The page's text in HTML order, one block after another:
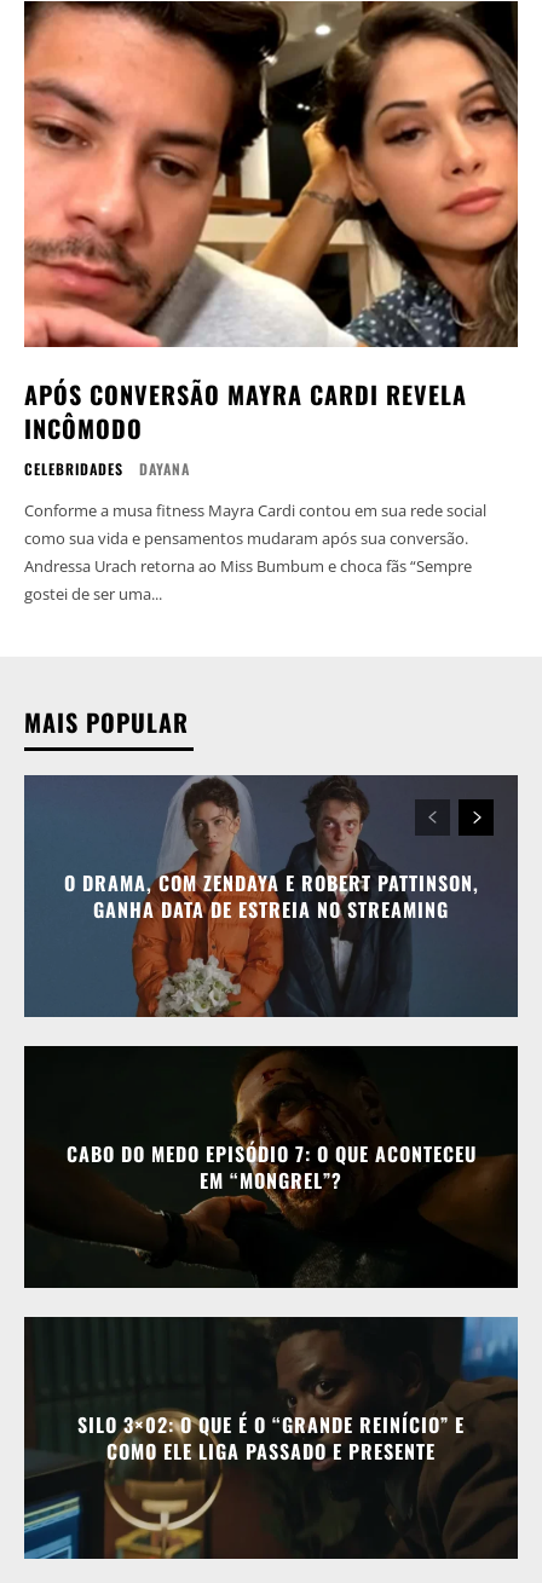
APÓS CONVERSÃO MAYRA CARDI REVELA
INCÔMODO
CELEBRIDADES DAYANA
Conforme a musa fitness Mayra Cardi contou em sua rede social
como sua vida e pensamentos mudaram após sua conversão.
Andressa Urach retorna ao Miss Bumbum e choca fãs “Sempre
gostei de ser uma...
MAIS POPULAR
O DRAMA, COM ZENDAYA E ROBERT PATTINSON,
GANHA DATA DE ESTREIA NO STREAMING
CABO DO MEDO EPISÓDIO 7: O QUE ACONTECEU
EM “MONGREL”?
SILO 3×02: O QUE É O “GRANDE REINÍCIO” E
COMO ELE LIGA PASSADO E PRESENTE